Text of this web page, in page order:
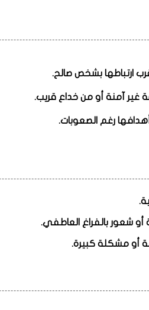
ارتباطها بشخص صالح.
غير آمنة أو من خداع قريب.
رغم الصعوبات.
أو شعور بالفراغ العاطفي.
أو مشكلة كبيرة.